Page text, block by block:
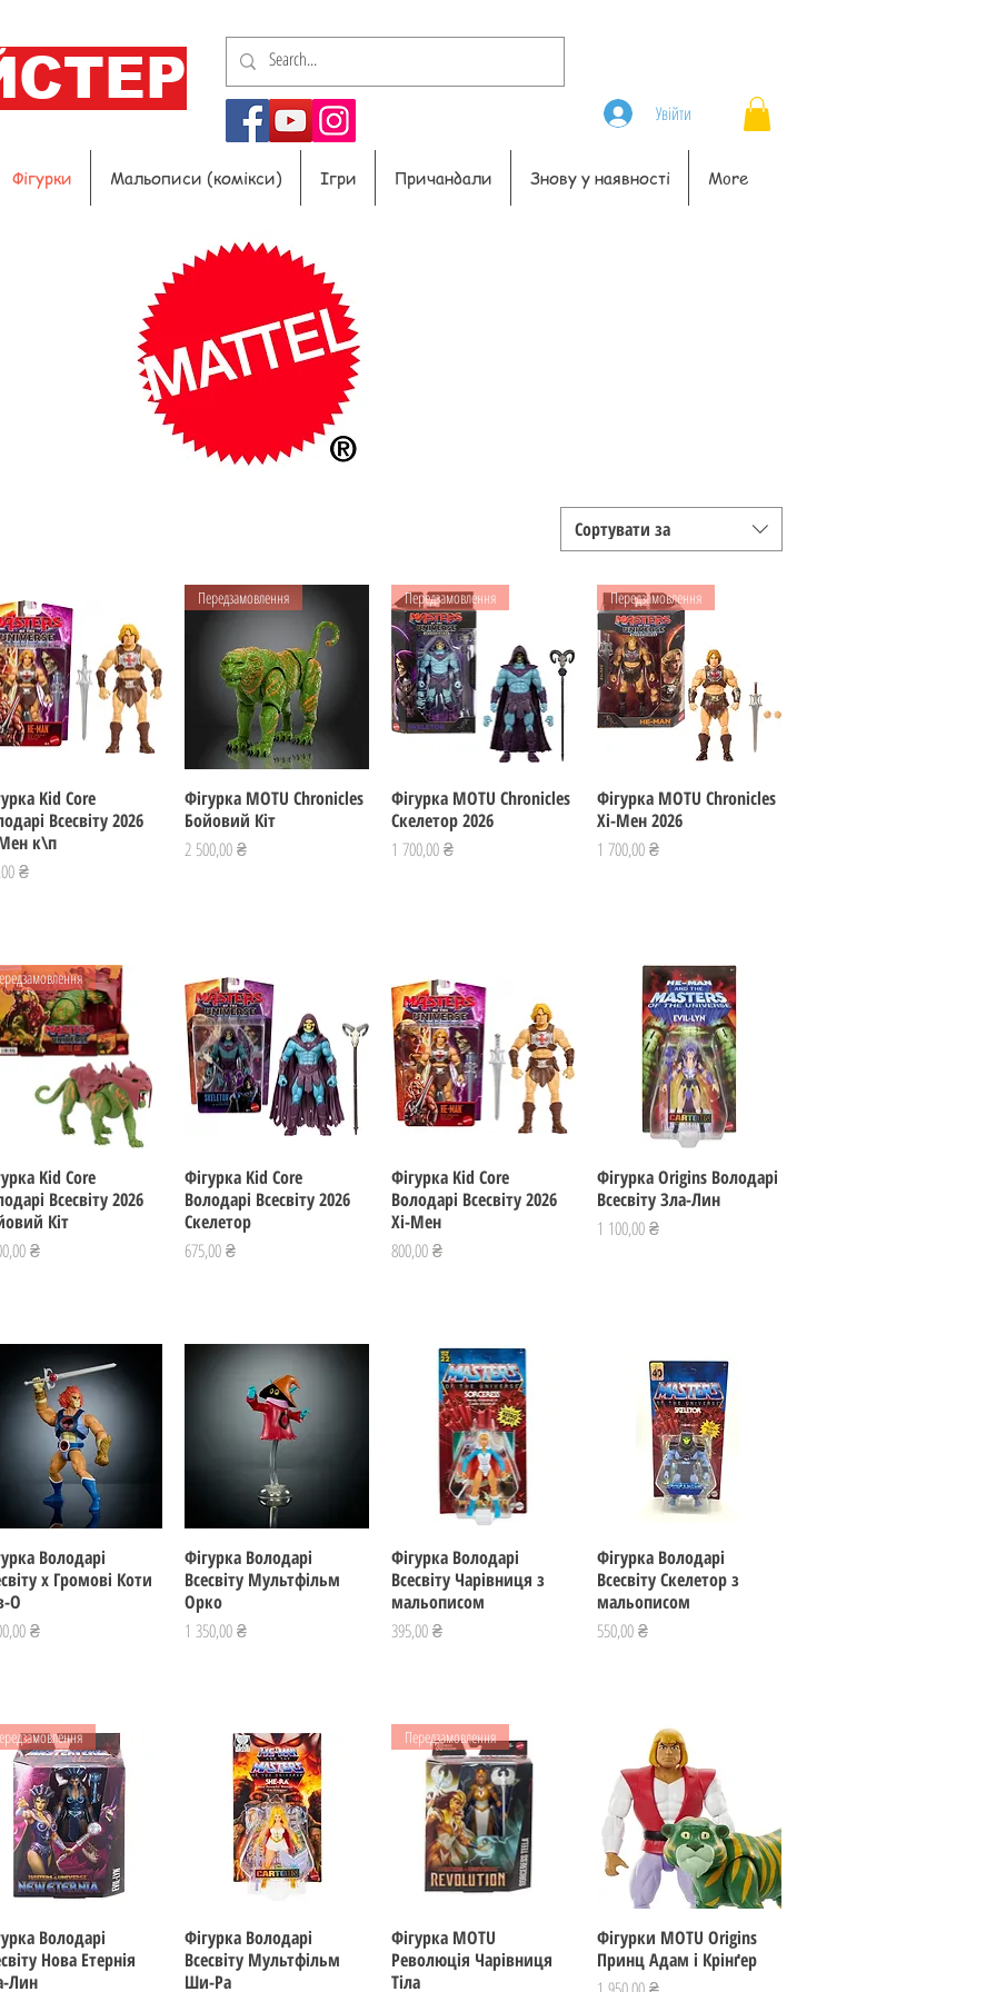
Увійти
Фігурки Мальописи (комікси) Ігри Причандали Знову у наявності More
Сортувати за
Швидкий перегляд
Kid Core
Всесвіту 2026
к\п
₴
Швидкий перегляд
Передзамовлення
Фігурка MOTU Chronicles
Бойовий Кіт
Ціна
2 500,00 ₴
Швидкий перегляд
Передзамовлення
Фігурка MOTU Chronicles
Скелетор 2026
Ціна
1 700,00 ₴
Швидкий перегляд
Передзамовлення
Фігурка MOTU Chronicles
Хі-Мен 2026
Ціна
1 700,00 ₴
Швидкий перегляд
Kid Core
Всесвіту 2026
Кіт
₴
Швидкий перегляд
Фігурка Kid Core
Володарі Всесвіту 2026
Скелетор
Ціна
675,00 ₴
Швидкий перегляд
Фігурка Kid Core
Володарі Всесвіту 2026
Хі-Мен
Ціна
800,00 ₴
Швидкий перегляд
Фігурка Origins Володарі
Всесвіту Зла-Лин
Ціна
1 100,00 ₴
Швидкий перегляд
Володарі
х Громові Коти
О
₴
Швидкий перегляд
Фігурка Володарі
Всесвіту Мультфільм
Орко
Ціна
1 350,00 ₴
Швидкий перегляд
Фігурка Володарі
Всесвіту Чарівниця з
мальописом
Ціна
395,00 ₴
Швидкий перегляд
Фігурка Володарі
Всесвіту Скелетор з
мальописом
Ціна
550,00 ₴
Швидкий перегляд
Володарі
Нова Етернія
Лин
Швидкий перегляд
Фігурка Володарі
Всесвіту Мультфільм
Ши-Ра
Швидкий перегляд
Передзамовлення
Фігурка MOTU
Революція Чарівниця
Тіла
Швидкий перегляд
Фігурки MOTU Origins
Принц Адам і Крінґер